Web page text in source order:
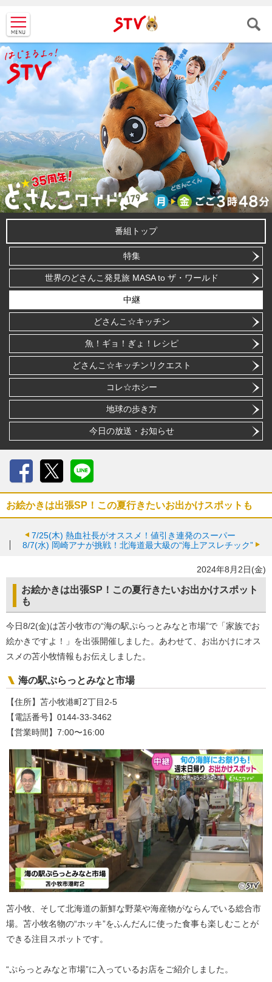
ＳＴＶ札
幌テレビ
番組トップ
特集
世界のどさんこ発見旅 MASA to ザ・ワールド
中継
どさんこ☆キッチン
魚！ギョ！ぎょ！レシピ
どさんこ☆キッチンリクエスト
コレ☆ホシー
地球の歩き方
今日の放送・お知らせ
お絵かきは出張SP！この夏行きたいお出かけスポットも
7/25(木) 熱血社長がオススメ！値引き連発のスーパー
8/7(水) 岡崎アナが挑戦！北海道最大級の“海上アスレチック”
2024年8月2日(金)
お絵かきは出張SP！この夏行きたいお出かけスポット
も
今日8/2(金)は苫小牧市の“海の駅ぷらっとみなと市場”で「家族でお
絵かきですよ！」を出張開催しました。あわせて、お出かけにオス
スメの苫小牧情報もお伝えしました。
海の駅ぷらっとみなと市場
【住所】苫小牧港町2丁目2-5
【電話番号】0144-33-3462
【営業時間】7:00〜16:00
苫小牧、そして北海道の新鮮な野菜や海産物がならんでいる総合市
場。苫小牧名物の“ホッキ”をふんだんに使った食事も楽しむことが
できる注目スポットです。
“ぷらっとみなと市場”に入っているお店をご紹介しました。